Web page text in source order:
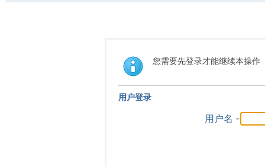
您需要先登录才能继续本操作
用户登录
用户名